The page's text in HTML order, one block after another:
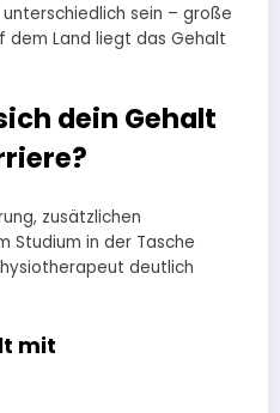
sein – große
Land liegt das Gehalt
dein Gehalt
zusätzlichen
Studium in der Tasche
deutlich
mit